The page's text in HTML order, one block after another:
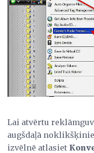
Lai atvērtu
augšdaļā
izvēlnē atlasiet